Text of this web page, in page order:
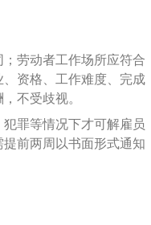
劳动者工作场所应符合
资格、工作难度、完成
不受歧视。
罪等情况下才可解雇员
前两周以书面形式通知